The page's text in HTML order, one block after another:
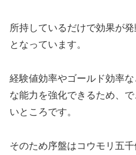
所持しているだけで効果が
となっています。
経験値効率やゴールド効率
な能力を強化できるため、
いところです。
そのため序盤はコウモリ五